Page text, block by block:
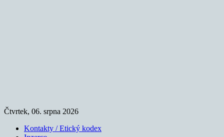
Čtvrtek, 06. srpna 2026
Kontakty / Etický kodex